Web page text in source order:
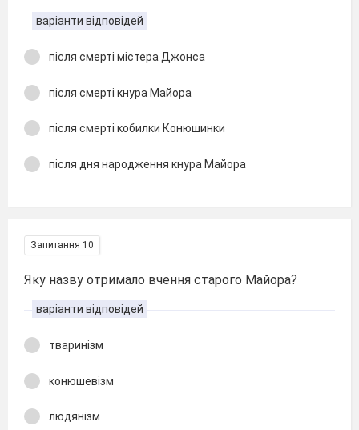
варіанти відповідей
після смерті містера Джонса
після смерті кнура Майора
після смерті кобилки Конюшинки
після дня народження кнура Майора
Запитання 10
Яку назву отримало вчення старого Майора?
варіанти відповідей
тваринізм
конюшевізм
людянізм